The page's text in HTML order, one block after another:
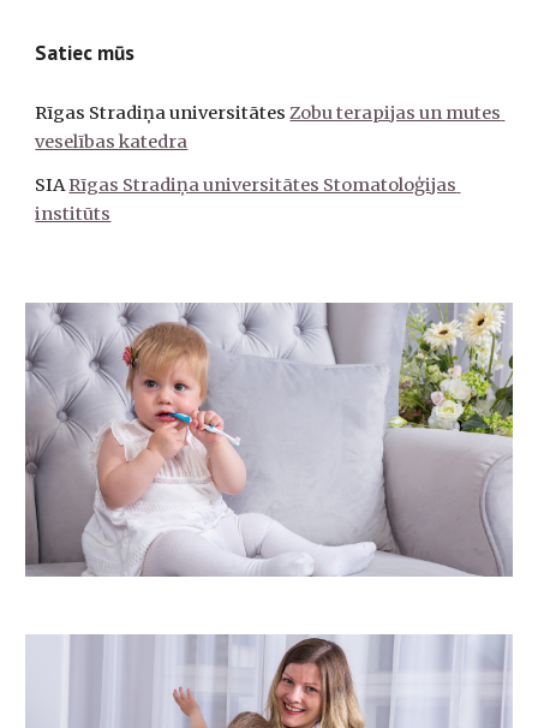
Satiec mūs
Rīgas Stradiņa universitātes Zobu terapijas un mutes
veselības katedra
SIA Rīgas Stradiņa universitātes Stomatoloģijas
institūts